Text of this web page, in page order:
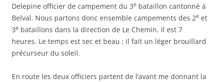
Delepine officier de campement du 3e bataillon cantonné à
Belval. Nous partons donc ensemble campements des 2e et
3e bataillons dans la direction de Le Chemin. Il est 7
heures. Le temps est sec et beau ; il fait un léger brouillard
précurseur du soleil.
En route les deux officiers partent de l’avant me donnant la